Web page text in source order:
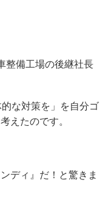
整備工場の後継社長
な対策を」を自分ゴ
えたのです。
ディ』だ！と驚きま